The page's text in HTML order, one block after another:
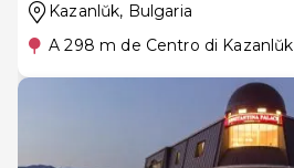
Kazanlŭk, Bulgaria
A 298 m de Centro di Kazanlŭk